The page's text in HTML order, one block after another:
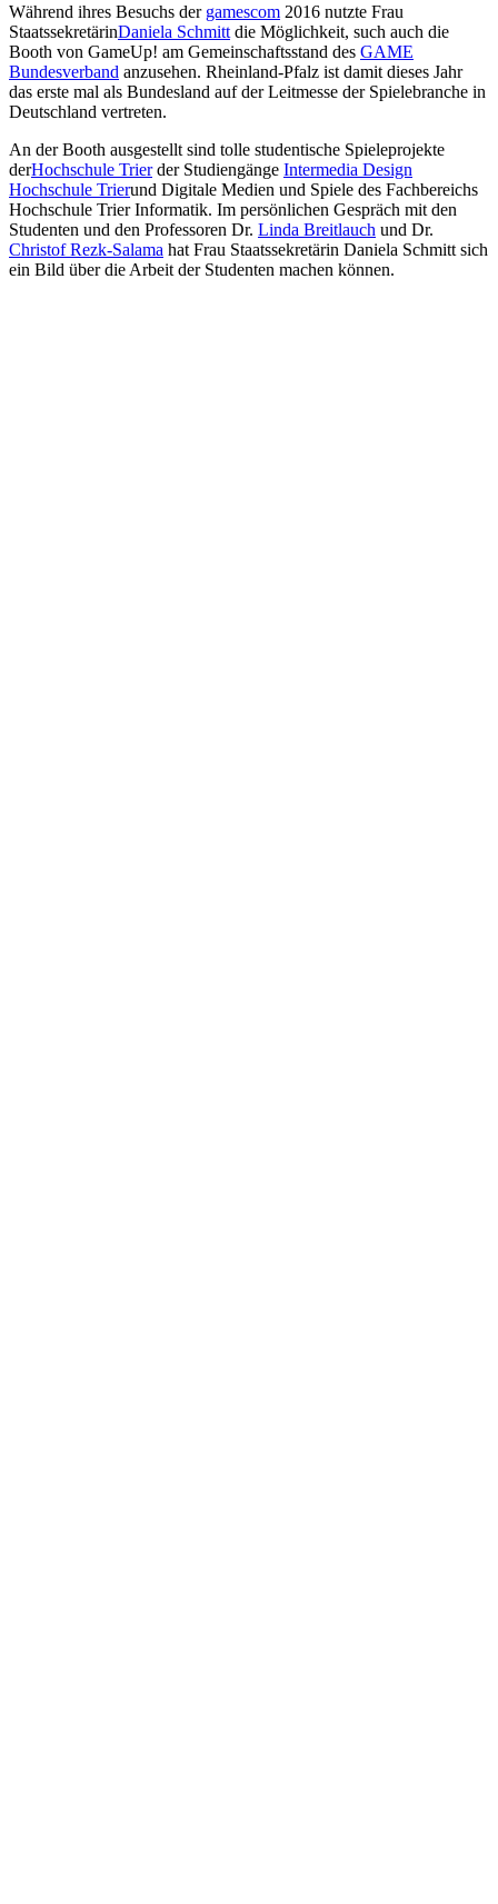
Während ihres Besuchs der gamescom 2016 nutzte Frau
StaatssekretärinDaniela Schmitt die Möglichkeit, such auch die
Booth von GameUp! am Gemeinschaftsstand des GAME
Bundesverband anzusehen. Rheinland-Pfalz ist damit dieses Jahr
das erste mal als Bundesland auf der Leitmesse der Spielebranche in
Deutschland vertreten.
An der Booth ausgestellt sind tolle studentische Spieleprojekte
derHochschule Trierder Studiengänge Intermedia Design
Hochschule Trierund Digitale Medien und Spiele des Fachbereichs
Hochschule Trier Informatik. Im persönlichen Gespräch mit den
Studenten und den Professoren Dr. Linda Breitlauch und Dr.
Christof Rezk-Salama hat Frau Staatssekretärin Daniela Schmitt sich
ein Bild über die Arbeit der Studenten machen können.